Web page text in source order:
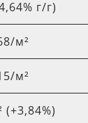
г/г)
м²
м²
(+3,84%)